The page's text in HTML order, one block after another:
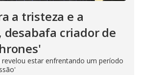
a tristeza e a
desabafa criador de
revelou estar enfrentando um período